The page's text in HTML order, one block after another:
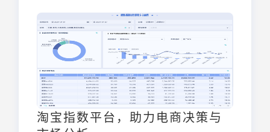
及经营决策提供可靠的数据支持。通过系统化
的表格记录，企业能够及时发现问题、优化成
本、提高盈利能力。
淘宝指数平台，助力电商决策与